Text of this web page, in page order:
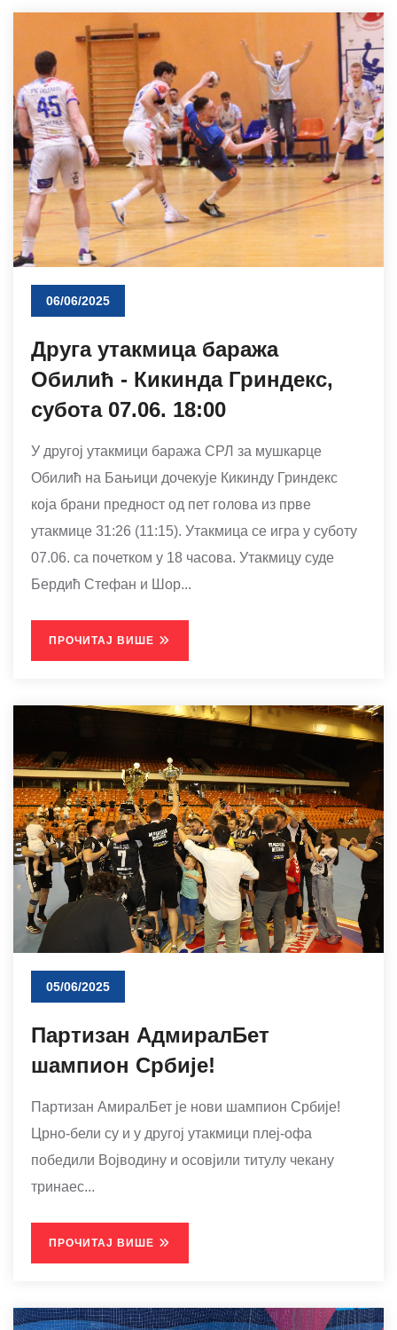
06/06/2025
Друга утакмица баража
Обилић - Кикинда Гриндекс,
субота 07.06. 18:00
У другој утакмици баража СРЛ за мушкарце
Обилић на Бањици дочекује Кикинду Гриндекс
која брани предност од пет голова из прве
утакмице 31:26 (11:15). Утакмица се игра у суботу
07.06. са почетком у 18 часова. Утакмицу суде
Бердић Стефан и Шор...
ПРОЧИТАЈ ВИШЕ
05/06/2025
Партизан АдмиралБет
шампион Србије!
Партизан АмиралБет је нови шампион Србије!
Црно-бели су и у другој утакмици плеј-офа
победили Војводину и осовјили титулу чекану
тринаес...
ПРОЧИТАЈ ВИШЕ